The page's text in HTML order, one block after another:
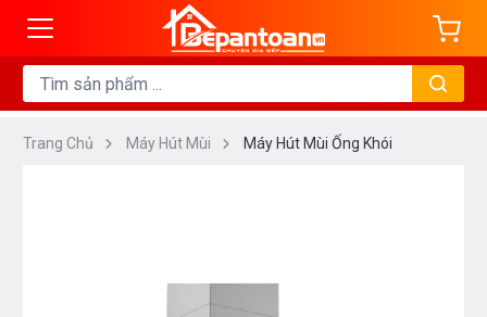
Trang Chủ Máy Hút Mùi Máy Hút Mùi Ống Khói